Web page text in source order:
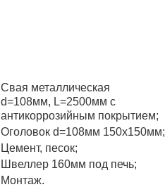
Свая металлическая
d=108мм, L=2500мм с
антикоррозийным покрытием;
Оголовок d=108мм 150x150мм;
Цемент, песок;
Швеллер 160мм под печь;
Монтаж.